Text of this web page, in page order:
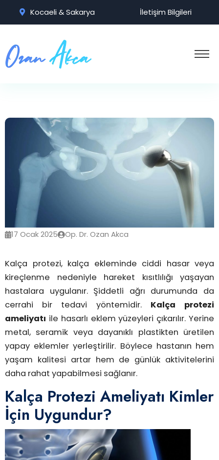
Kocaeli & Sakarya İletişim Bilgileri
17 Ocak 2025 Op. Dr. Ozan Akca
Kalça protezi, kalça ekleminde ciddi hasar veya
kireçlenme nedeniyle hareket kısıtlılığı yaşayan
hastalara uygulanır. Şiddetli ağrı durumunda da
cerrahi bir tedavi yöntemidir. Kalça protezi
ameliyatı ile hasarlı eklem yüzeyleri çıkarılır. Yerine
metal, seramik veya dayanıklı plastikten üretilen
yapay eklemler yerleştirilir. Böylece hastanın hem
yaşam kalitesi artar hem de günlük aktivitelerini
daha rahat yapabilmesi sağlanır.
Kalça Protezi Ameliyatı Kimler
İçin Uygundur?